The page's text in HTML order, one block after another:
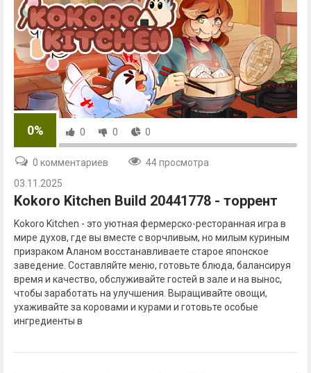
0% 0 0 0
0 комментариев
44 просмотра
03.11.2025
Kokoro Kitchen Build 20441778 - торрент
Kokoro Kitchen - это уютная фермерско-ресторанная игра в
мире духов, где вы вместе с ворчливым, но милым куриным
призраком Аланом восстанавливаете старое японское
заведение. Составляйте меню, готовьте блюда, балансируя
время и качество, обслуживайте гостей в зале и на вынос,
чтобы заработать на улучшения. Выращивайте овощи,
ухаживайте за коровами и курами и готовьте особые
ингредиенты в